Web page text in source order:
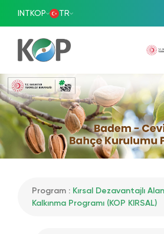
INTKOP TR
Program : Kırsal Dezavantajlı
Kalkınma Programı (KOP KIRSAL)